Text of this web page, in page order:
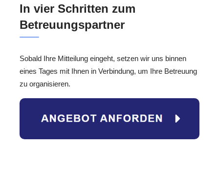
In vier Schritten zum
Betreuungspartner
Sobald Ihre Mitteilung eingeht, setzen wir uns binnen
eines Tages mit Ihnen in Verbindung, um Ihre Betreuung
zu organisieren.